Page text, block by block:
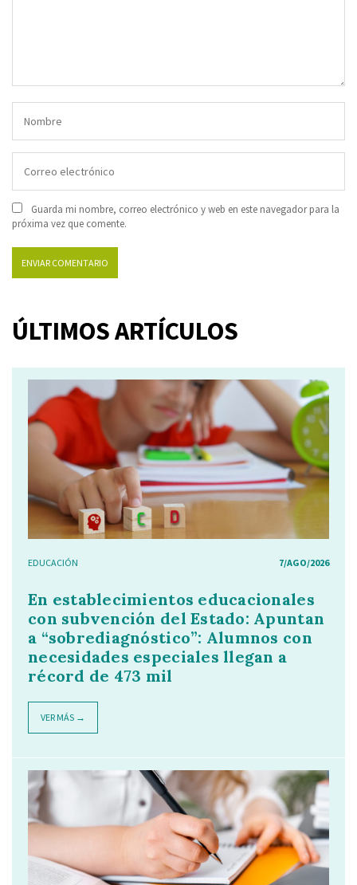
Guarda mi nombre, correo electrónico y web en este navegador para la
próxima vez que comente.
ÚLTIMOS ARTÍCULOS
EDUCACIÓN 7/AGO/2026
En establecimientos educacionales
con subvención del Estado: Apuntan
a “sobrediagnóstico”: Alumnos con
necesidades especiales llegan a
récord de 473 mil
VER MÁS →